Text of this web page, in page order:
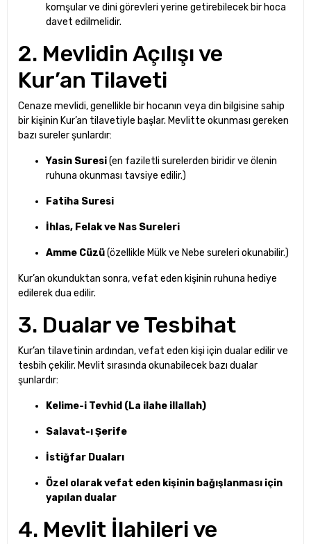
komşular ve dini görevleri yerine getirebilecek bir hoca
davet edilmelidir.
2. Mevlidin Açılışı ve
Kur’an Tilaveti
Cenaze mevlidi, genellikle bir hocanın veya din bilgisine sahip
bir kişinin Kur’an tilavetiyle başlar. Mevlitte okunması gereken
bazı sureler şunlardır:
Yasin Suresi(en faziletli surelerden biridir ve ölenin
ruhuna okunması tavsiye edilir.)
Fatiha Suresi
İhlas, Felak ve Nas Sureleri
Amme Cüzü(özellikle Mülk ve Nebe sureleri okunabilir.)
Kur’an okunduktan sonra, vefat eden kişinin ruhuna hediye
edilerek dua edilir.
3. Dualar ve Tesbihat
Kur’an tilavetinin ardından, vefat eden kişi için dualar edilir ve
tesbih çekilir. Mevlit sırasında okunabilecek bazı dualar
şunlardır:
Kelime-i Tevhid (La ilahe illallah)
Salavat-ı Şerife
İstiğfar Duaları
Özel olarak vefat eden kişinin bağışlanması için
yapılan dualar
4. Mevlit İlahileri ve